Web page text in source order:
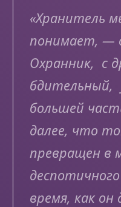
«Хранитель
понимает, —
Охранник, с
бдительный,
большей
далее, что
превращен в
время, как